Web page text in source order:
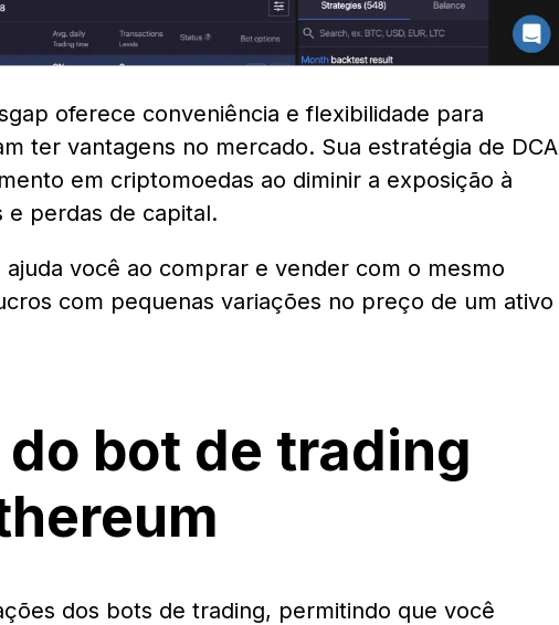
oferece conveniência e flexibilidade para
ter vantagens no mercado. Sua estratégia de DCA
em criptomoedas ao diminir a exposição à
e perdas de capital.
você ao comprar e vender com o mesmo
com pequenas variações no preço de um ativo
bot de trading
dos bots de trading, permitindo que você